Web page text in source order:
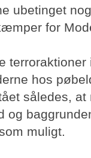
ubetinget
for
hos
således,
og
muligt.